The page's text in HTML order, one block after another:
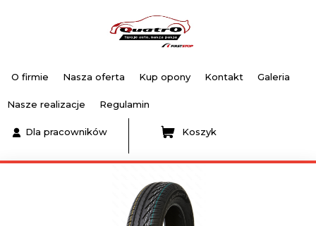
O firmie Nasza oferta Kup opony Kontakt Galeria
Nasze realizacje Regulamin
Dla pracowników Koszyk